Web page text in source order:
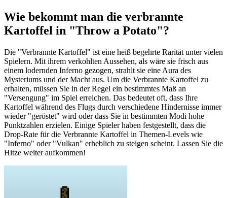
Wie bekommt man die verbrannte
Kartoffel in "Throw a Potato"?
Die "Verbrannte Kartoffel" ist eine heiß begehrte Rarität unter vielen
Spielern. Mit ihrem verkohlten Aussehen, als wäre sie frisch aus
einem lodernden Inferno gezogen, strahlt sie eine Aura des
Mysteriums und der Macht aus. Um die Verbrannte Kartoffel zu
erhalten, müssen Sie in der Regel ein bestimmtes Maß an
"Versengung" im Spiel erreichen. Das bedeutet oft, dass Ihre
Kartoffel während des Flugs durch verschiedene Hindernisse immer
wieder "geröstet" wird oder dass Sie in bestimmten Modi hohe
Punktzahlen erzielen. Einige Spieler haben festgestellt, dass die
Drop-Rate für die Verbrannte Kartoffel in Themen-Levels wie
"Inferno" oder "Vulkan" erheblich zu steigen scheint. Lassen Sie die
Hitze weiter aufkommen!